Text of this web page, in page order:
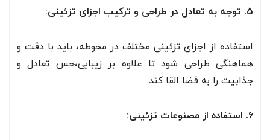
5. توجه به تعادل در طراحی و ترکیب اجزای تزئینی:
استفاده از اجزای تزئینی مختلف در محوطه، باید با دقت و
هماهنگی طراحی شود تا علاوه بر زیبایی،حس تعادل و
جذابیت را به فضا القا کند.
6. استفاده از مصنوعات تزئینی: